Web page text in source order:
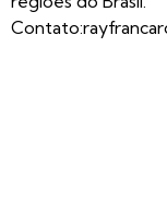
Contato: